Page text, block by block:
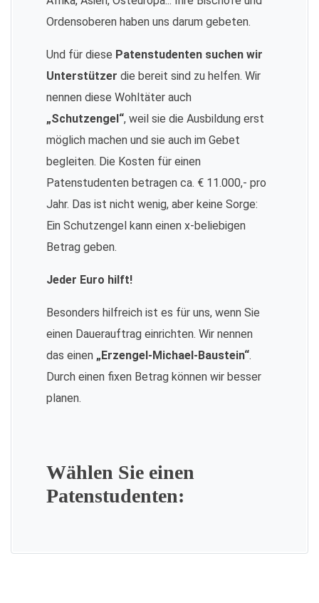
Ordensoberen haben uns darum gebeten.
Und für diese Patenstudenten suchen wir
Unterstützer die bereit sind zu helfen. Wir
nennen diese Wohltäter auch
„Schutzengel“, weil sie die Ausbildung erst
möglich machen und sie auch im Gebet
begleiten. Die Kosten für einen
Patenstudenten betragen ca. € 11.000,- pro
Jahr. Das ist nicht wenig, aber keine Sorge:
Ein Schutzengel kann einen x-beliebigen
Betrag geben.
Jeder Euro hilft!
Besonders hilfreich ist es für uns, wenn Sie
einen Dauerauftrag einrichten. Wir nennen
das einen „Erzengel-Michael-Baustein“.
Durch einen fixen Betrag können wir besser
planen.
Wählen Sie einen
Patenstudenten: